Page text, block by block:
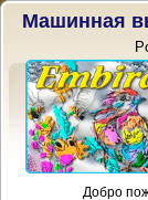
Машинная
Добро